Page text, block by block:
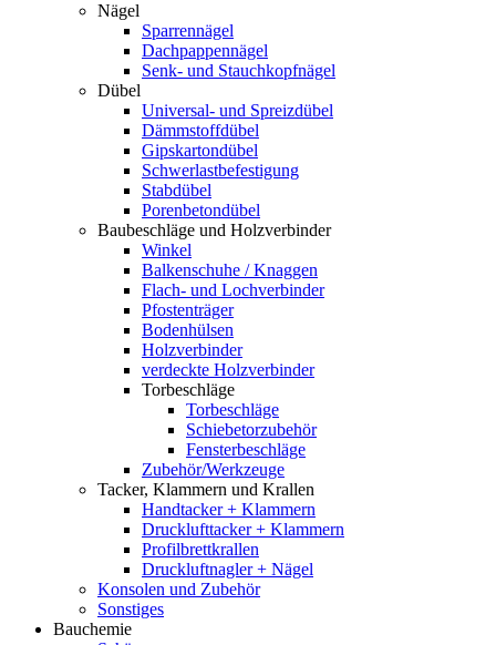
Nägel
Sparrennägel
Dachpappennägel
Senk- und Stauchkopfnägel
Dübel
Universal- und Spreizdübel
Dämmstoffdübel
Gipskartondübel
Schwerlastbefestigung
Stabdübel
Porenbetondübel
Baubeschläge und Holzverbinder
Winkel
Balkenschuhe / Knaggen
Flach- und Lochverbinder
Pfostenträger
Bodenhülsen
Holzverbinder
verdeckte Holzverbinder
Torbeschläge
Torbeschläge
Schiebetorzubehör
Fensterbeschläge
Zubehör/Werkzeuge
Tacker, Klammern und Krallen
Handtacker + Klammern
Drucklufttacker + Klammern
Profilbrettkrallen
Druckluftnagler + Nägel
Konsolen und Zubehör
Sonstiges
Bauchemie